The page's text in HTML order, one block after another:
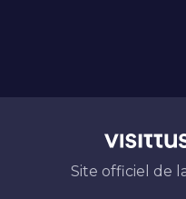
Site officiel de